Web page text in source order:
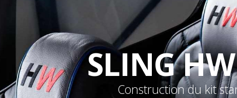
SLING
Construction du kit